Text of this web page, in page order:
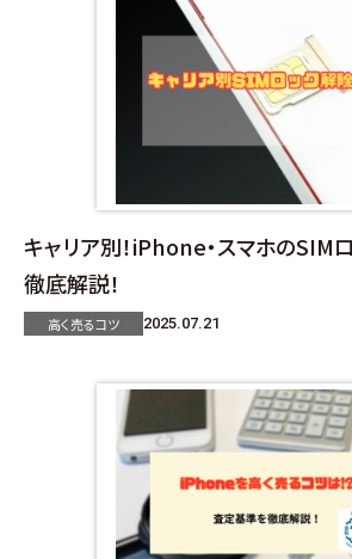
キャリア別！iPhone・スマホのSIM
徹底解説！
高く売るコツ 2025.07.21